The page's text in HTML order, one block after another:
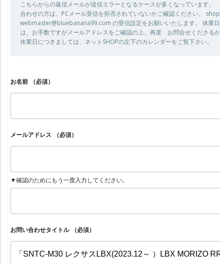
こちらからの返信メールが送信エラーとなるケースが多くなっています
合わせの方は、PCメール受信を拒否されていないかご確認ください。
webmaster@bluebanana99.com の受信設定をお願いいたします。 休業
は、お手数ですがメールアドレスをご確認の上、再度 お問合せくださる
休業日につきましては、ネットSHOPの左下のカレンダーをご覧下さい。
お名前 （必須）
メールアドレス （必須）
▼確認のためにもう一度入力してください。
お問い合わせタイトル （必須）